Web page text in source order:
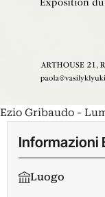
Ezio Gribaudo -
Informazioni
Luogo